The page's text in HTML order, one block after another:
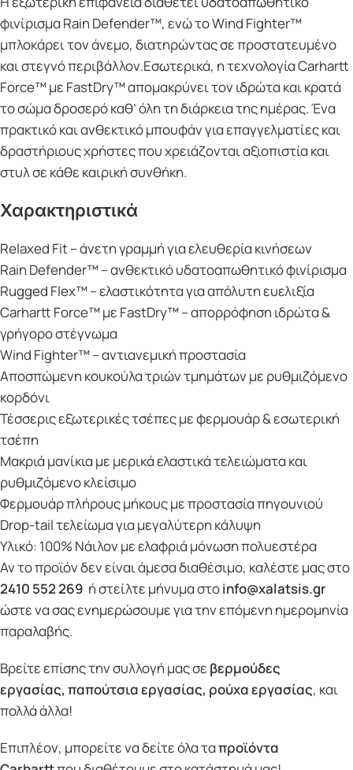
φινίρισμα Rain Defender™, ενώ το Wind Fighter™
μπλοκάρει τον άνεμο, διατηρώντας σε προστατευμένο
και στεγνό περιβάλλον.Εσωτερικά, η τεχνολογία Carhartt
Force™ με FastDry™ απομακρύνει τον ιδρώτα και κρατά
το σώμα δροσερό καθ’ όλη τη διάρκεια της ημέρας. Ένα
πρακτικό και ανθεκτικό μπουφάν για επαγγελματίες και
δραστήριους χρήστες που χρειάζονται αξιοπιστία και
στυλ σε κάθε καιρική συνθήκη.
Χαρακτηριστικά
Relaxed Fit – άνετη γραμμή για ελευθερία κινήσεων
Rain Defender™ – ανθεκτικό υδατοαπωθητικό φινίρισμα
Rugged Flex™ – ελαστικότητα για απόλυτη ευελιξία
Carhartt Force™ με FastDry™ – απορρόφηση ιδρώτα &
γρήγορο στέγνωμα
Wind Fighter™ – αντιανεμική προστασία
Αποσπώμενη κουκούλα τριών τμημάτων με ρυθμιζόμενο
κορδόνι
Τέσσερις εξωτερικές τσέπες με φερμουάρ & εσωτερική
τσέπη
Μακριά μανίκια με μερικά ελαστικά τελειώματα και
ρυθμιζόμενο κλείσιμο
Φερμουάρ πλήρους μήκους με προστασία πηγουνιού
Drop-tail τελείωμα για μεγαλύτερη κάλυψη
Υλικό: 100% Νάιλον με ελαφριά μόνωση πολυεστέρα
Αν το προϊόν δεν είναι άμεσα διαθέσιμο, καλέστε μας στο
2410 552 269 ή στείλτε μήνυμα στοinfo@xalatsis.gr
ώστε να σας ενημερώσουμε για την επόμενη ημερομηνία
παραλαβής.
Βρείτε επίσης την συλλογή μας σε βερμούδες
εργασίας, παπούτσια εργασίας, ρούχα εργασίας, και
πολλά άλλα!
Επιπλέον, μπορείτε να δείτε όλα ταπροϊόντα